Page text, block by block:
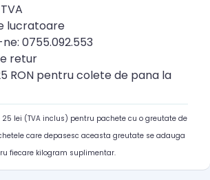
lucratoare
0755.092.553
retur
RON pentru colete de pana la
lei (TVA inclus) pentru pachete cu o greutate de
care depasesc aceasta greutate se adauga
fiecare kilogram suplimentar.